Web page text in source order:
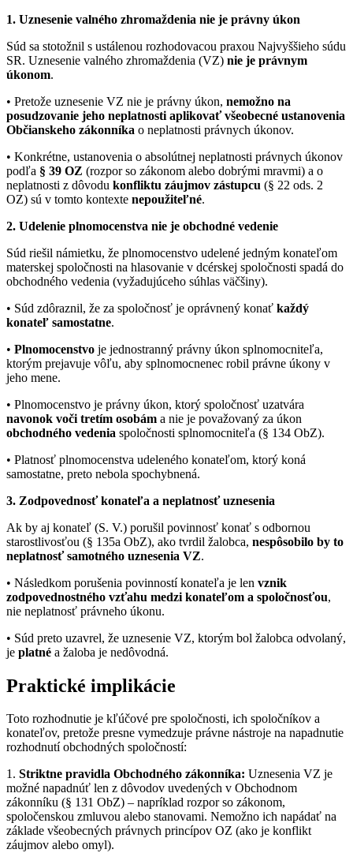
1. Uznesenie valného zhromaždenia nie je právny úkon
Súd sa stotožnil s ustálenou rozhodovacou praxou Najvyššieho súdu
SR. Uznesenie valného zhromaždenia (VZ) nie je právnym
úkonom.
• Pretože uznesenie VZ nie je právny úkon, nemožno na
posudzovanie jeho neplatnosti aplikovať všeobecné ustanovenia
Občianskeho zákonníka o neplatnosti právnych úkonov.
• Konkrétne, ustanovenia o absolútnej neplatnosti právnych úkonov
podľa § 39 OZ (rozpor so zákonom alebo dobrými mravmi) a o
neplatnosti z dôvodu konfliktu záujmov zástupcu (§ 22 ods. 2
OZ) sú v tomto kontexte nepoužiteľné.
2. Udelenie plnomocenstva nie je obchodné vedenie
Súd riešil námietku, že plnomocenstvo udelené jedným konateľom
materskej spoločnosti na hlasovanie v dcérskej spoločnosti spadá do
obchodného vedenia (vyžadujúceho súhlas väčšiny).
• Súd zdôraznil, že za spoločnosť je oprávnený konať každý
konateľ samostatne.
• Plnomocenstvo je jednostranný právny úkon splnomocniteľa,
ktorým prejavuje vôľu, aby splnomocnenec robil právne úkony v
jeho mene.
• Plnomocenstvo je právny úkon, ktorý spoločnosť uzatvára
navonok voči tretím osobám a nie je považovaný za úkon
obchodného vedenia spoločnosti splnomocniteľa (§ 134 ObZ).
• Platnosť plnomocenstva udeleného konateľom, ktorý koná
samostatne, preto nebola spochybnená.
3. Zodpovednosť konateľa a neplatnosť uznesenia
Ak by aj konateľ (S. V.) porušil povinnosť konať s odbornou
starostlivosťou (§ 135a ObZ), ako tvrdil žalobca, nespôsobilo by to
neplatnosť samotného uznesenia VZ.
• Následkom porušenia povinností konateľa je len vznik
zodpovednostného vzťahu medzi konateľom a spoločnosťou,
nie neplatnosť právneho úkonu.
• Súd preto uzavrel, že uznesenie VZ, ktorým bol žalobca odvolaný,
je platné a žaloba je nedôvodná.
Praktické implikácie
Toto rozhodnutie je kľúčové pre spoločnosti, ich spoločníkov a
konateľov, pretože presne vymedzuje právne nástroje na napadnutie
rozhodnutí obchodných spoločností:
1. Striktne pravidla Obchodného zákonníka: Uznesenia VZ je
možné napadnúť len z dôvodov uvedených v Obchodnom
zákonníku (§ 131 ObZ) – napríklad rozpor so zákonom,
spoločenskou zmluvou alebo stanovami. Nemožno ich napádať na
základe všeobecných právnych princípov OZ (ako je konflikt
záujmov alebo omyl).